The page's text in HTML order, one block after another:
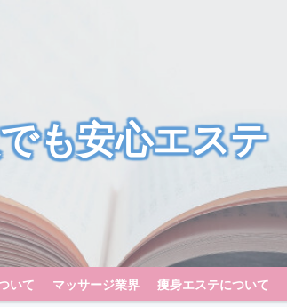
も安心エステ
いて マッサージ業界 痩身エステについて